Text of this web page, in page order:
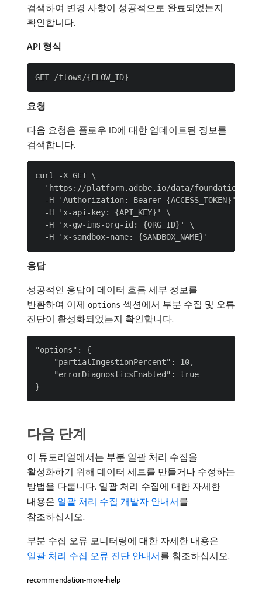
검색하여 변경 사항이 성공적으로 완료되었는지
확인합니다.
API 형식
요청
다음 요청은 플로우 ID에 대한 업데이트된 정보를
검색합니다.
curl -X GET \
'https://platform.adobe.io/data/foundation/
  -H 'Authorization: Bearer {ACCESS_TOKEN}' \
  -H 'x-api-key: {API_KEY}' \
  -H 'x-gw-ims-org-id: {ORG_ID}' \
응답
성공적인 응답이 데이터 흐름 세부 정보를
반환하여 이제 options 섹션에서 부분 수집 및 오류
진단이 활성화되었는지 확인합니다.
"options": {
    "partialIngestionPercent": 10,
    "errorDiagnosticsEnabled": true
다음 단계
이 튜토리얼에서는 부분 일괄 처리 수집을
활성화하기 위해 데이터 세트를 만들거나 수정하는
방법을 다룹니다. 일괄 처리 수집에 대한 자세한
내용은 일괄 처리 수집 개발자 안내서를
참조하십시오.
부분 수집 오류 모니터링에 대한 자세한 내용은
일괄 처리 수집 오류 진단 안내서를 참조하십시오.
recommendation-more-help